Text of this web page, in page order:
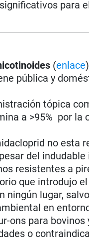
para
(enlace
pública y
tópica
a >95% por la
no esta
del
resistentes a
que introdujo
lugar,
en
ons para bovinos
o